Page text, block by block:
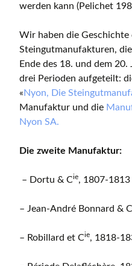
werden kann (Pelichet
Wir haben die Geschichte
Steingutmanufakturen,
Ende des 18. und dem
drei Perioden aufgeteilt:
«Nyon, Die
Manufaktur und die
Nyon SA.
Die zweite Manufaktur:
– Dortu & Cie, 1807-1813
– Jean-André Bonnard & C
– Robillard et Cie, 1818-